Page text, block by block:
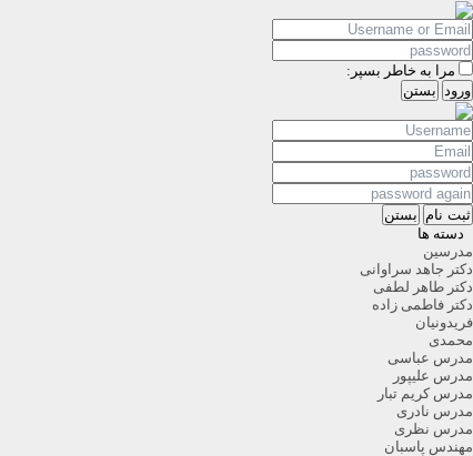
مرا به خاطر بسپر:
ورود بستن
ثبت نام بستن
دسته ها
مدرسین
دکتر جاهد سراوانی
دکتر طاهر لطفی
دکتر فاطمی زاده
فریدونیان
محمدی
مدرس عباسی
مدرس علیپور
مدرس کریم تبار
مدرس نادری
مدرس نظری
مهندس پاسبان